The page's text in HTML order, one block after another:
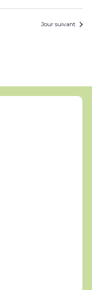
Jour suivant